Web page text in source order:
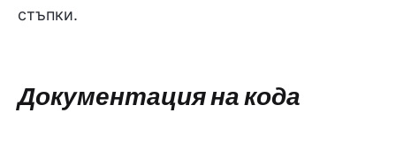
стъпки.
Документация на кода